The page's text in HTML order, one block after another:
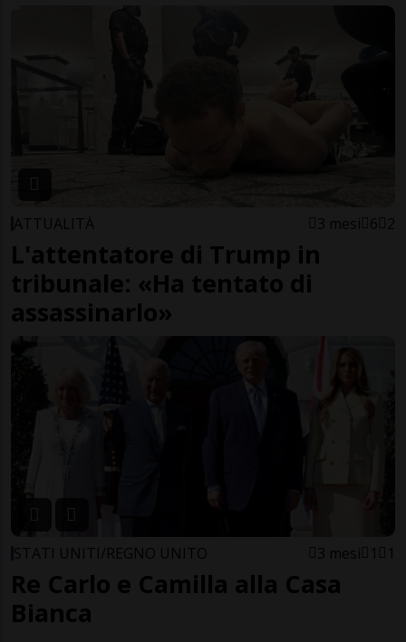
ATTUALITÀ 3 mesi 6 2
L'attentatore di Trump in
tribunale: «Ha tentato di
assassinarlo»
STATI UNITI/REGNO UNITO 3 mesi 1 1
Re Carlo e Camilla alla Casa
Bianca